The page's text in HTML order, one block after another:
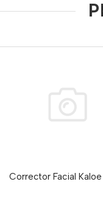
Corrector Facial